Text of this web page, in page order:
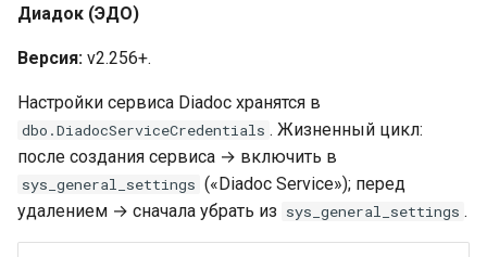
Диадок (ЭДО)
Версия: v2.256+.
Настройки сервиса Diadoc хранятся в
dbo.DiadocServiceCredentials . Жизненный цикл:
после создания сервиса → включить в
sys_general_settings («Diadoc Service»); перед
удалением → сначала убрать из sys_general_settings .